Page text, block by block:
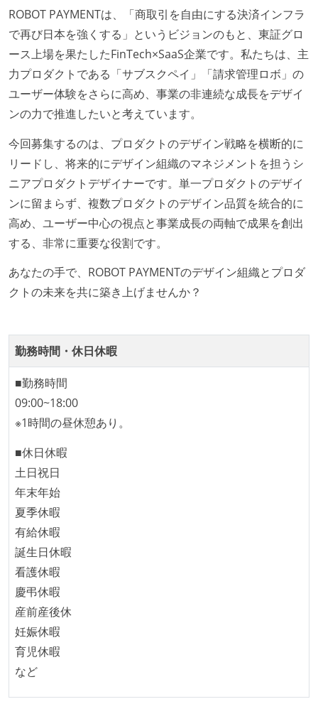
1年以内に、技術負債を解消するためのプロジェクト
や、古くなったツールのリプレイスプロジェクトがボ
トムアップで実施されたことがある
企画を決定する場に、実装を担当する開発メンバーが
参加している
タスクの見積もりは、実装を担当するメンバーが中心
となって行う
全体のスケジュール管理は、途中の成果を随時確認し
ながら、納期または盛り込む機能を柔軟に調整する形
で行う
プロダクトの開発言語やフレームワークなど主要な構
成技術は、基本的に最新版より1年以上ビハインドし
ていない
コード品質向上のための取り組み
ーまたはペアプログラミングを実施している
「リファクタリングは随時行われるべき」という価値
観をメンバー全員が共有しており、日常的に実施して
いる
何らかのコーディング規約をチーム全体で遵守するよ
テストの実施度
ほとんどのプロダクトコードに単体テストを記述、実
施している
ほとんどの機能に受け入れテストを記述、実施してい
る
想定される複数環境での品質チェックを義務づけてい
る
アジャイル実践状況
1ヶ月以下の短い期間でのイテレーション開発を実践
している
デイリーでスタンドアップミーティング、またはそれ
ROBOT PAYMENTは、「商取引を自由にする決済インフラ
で再び日本を強くする」というビジョンのもと、東証グロ
ース上場を果たしたFinTech×SaaS企業です。私たちは、主
力プロダクトである「サブスクペイ」「請求管理ロボ」の
ユーザー体験をさらに高め、事業の非連続な成長をデザイ
ンの力で推進したいと考えています。
今回募集するのは、プロダクトのデザイン戦略を横断的に
リードし、将来的にデザイン組織のマネジメントを担うシ
ニアプロダクトデザイナーです。単一プロダクトのデザイ
ンに留まらず、複数プロダクトのデザイン品質を統合的に
高め、ユーザー中心の視点と事業成長の両軸で成果を創出
する、非常に重要な役割です。
あなたの手で、ROBOT PAYMENTのデザイン組織とプロダ
クトの未来を共に築き上げませんか？
勤務時間・休日休暇
■勤務時間
09:00~18:00
※1時間の昼休憩あり。
■休日休暇
土日祝日
年末年始
夏季休暇
有給休暇
誕生日休暇
看護休暇
慶弔休暇
産前産後休
妊娠休暇
育児休暇
など